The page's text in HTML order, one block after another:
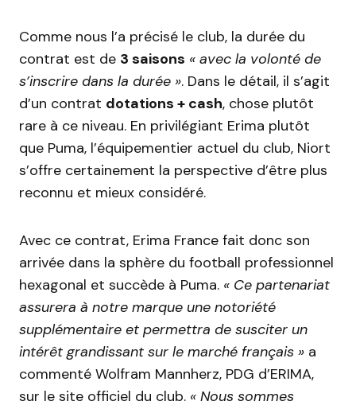
Comme nous l’a précisé le club, la durée du
contrat est de 3 saisons « avec la volonté de
s’inscrire dans la durée ». Dans le détail, il s’agit
d’un contrat dotations + cash, chose plutôt
rare à ce niveau. En privilégiant Erima plutôt
que Puma, l’équipementier actuel du club, Niort
s’offre certainement la perspective d’être plus
reconnu et mieux considéré.
Avec ce contrat, Erima France fait donc son
arrivée dans la sphère du football professionnel
hexagonal et succède à Puma. « Ce partenariat
assurera à notre marque une notoriété
supplémentaire et permettra de susciter un
intérêt grandissant sur le marché français » a
commenté Wolfram Mannherz, PDG d’ERIMA,
sur le site officiel du club. « Nous sommes